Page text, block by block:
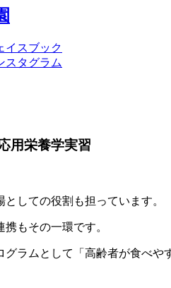
イスブック
スタグラム
用栄養学実習
しての役割も担っています。
もその一環です。
ラムとして「高齢者が食べや